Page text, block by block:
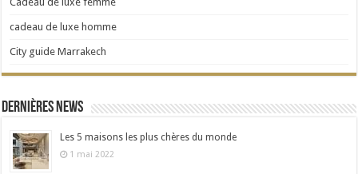
cadeau de luxe homme
City guide Marrakech
Dernières news
Les 5 maisons les plus chères du monde
1 mai 2022